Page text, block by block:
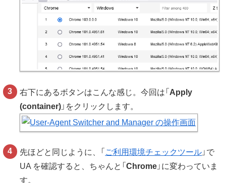
右下にあるボタンはこんな感じ。今回は「 Apply
(container) 」をクリックします。
先ほどと同じように、「 ご利用環境チェックツール 」で
UA を確認すると、ちゃんと「Chrome 」に変わっていま
す。